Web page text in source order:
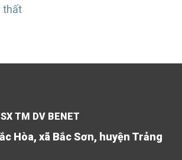
thất
TM DV BENET
Hòa, xã Bắc Sơn, huyện Trảng